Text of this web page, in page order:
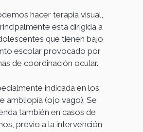
hacer terapia visual,
está dirigida a
que tienen bajo
escolar provocado por
de coordinación ocular.
indicada en los
ambliopía (ojo vago). Se
también en casos de
previo a la intervención